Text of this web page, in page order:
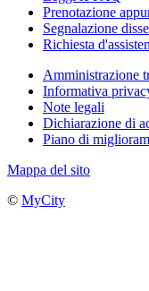
Prenotazione
Segnalazione
Richiesta
Amministrazione
Informativa
Note legali
Dichiarazione di
Piano di
Mappa del sito
© MyCity